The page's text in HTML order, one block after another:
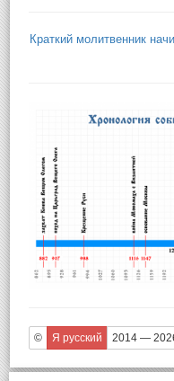
Краткий молитвенник
© Я русский 2014 —